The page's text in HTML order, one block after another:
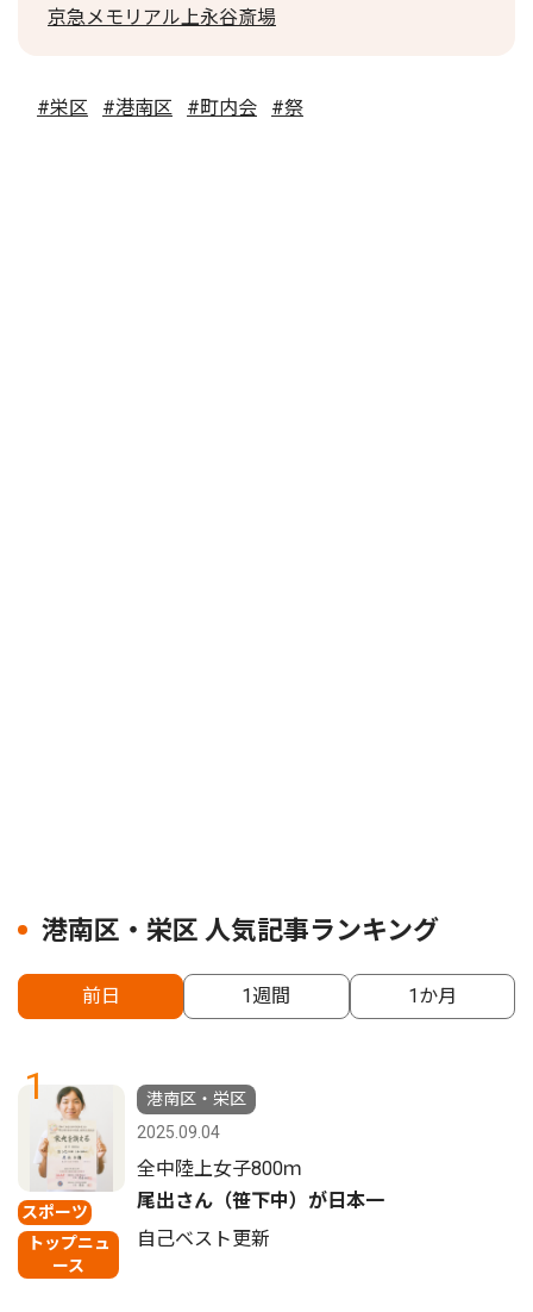
京急メモリアル上永谷斎場
#栄区 #港南区 #町内会 #祭
港南区・栄区 人気記事ランキング
前日 1週間 1か月
1
スポーツ
トップニュ
ース
港南区・栄区
2025.09.04
全中陸上女子800ｍ
尾出さん（笹下中）が日本一
自己ベスト更新